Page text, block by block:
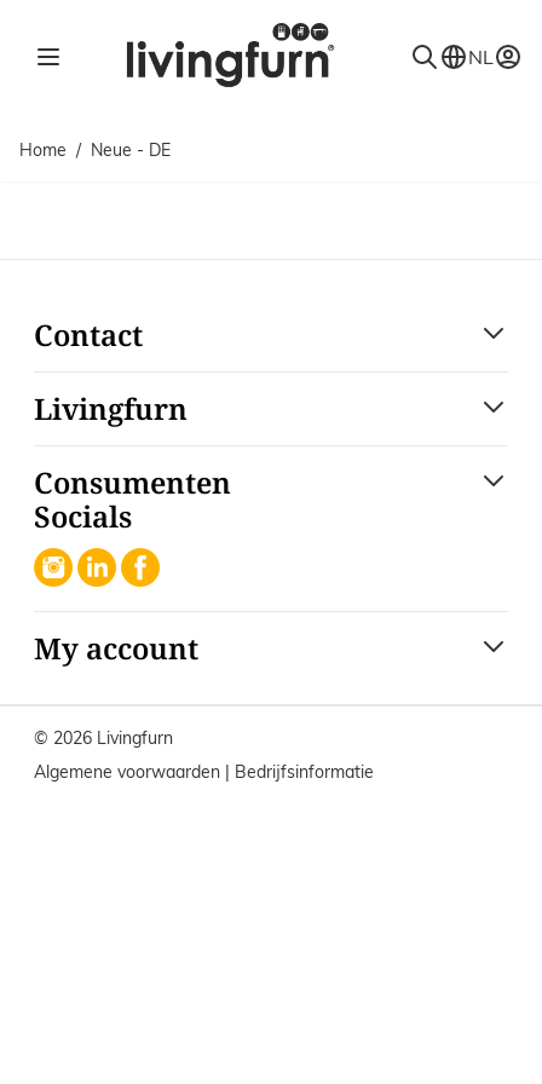
NL
Home / Neue - DE
Contact
Livingfurn
Consumenten
Socials
My account
© 2026 Livingfurn
Algemene voorwaarden | Bedrijfsinformatie